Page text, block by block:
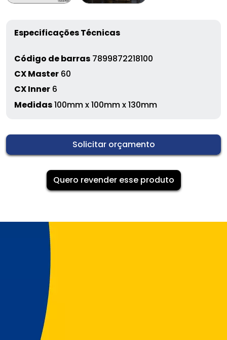
Especificações Técnicas
Código de barras 7899872218100
CX Master 60
CX Inner 6
Medidas100mm x 100mm x 130mm
Solicitar orçamento
Quero revender esse produto